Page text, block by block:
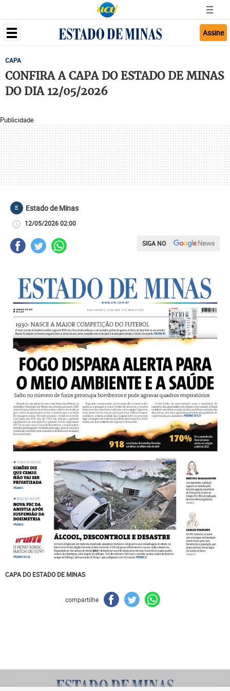
Assine
CAPA
CONFIRA A CAPA DO ESTADO DE MINAS
DO DIA 12/05/2026
Publicidade
E Estado de Minas
12/05/2026 02:00
SIGA NO
CAPA DO ESTADO DE MINAS
compartilhe